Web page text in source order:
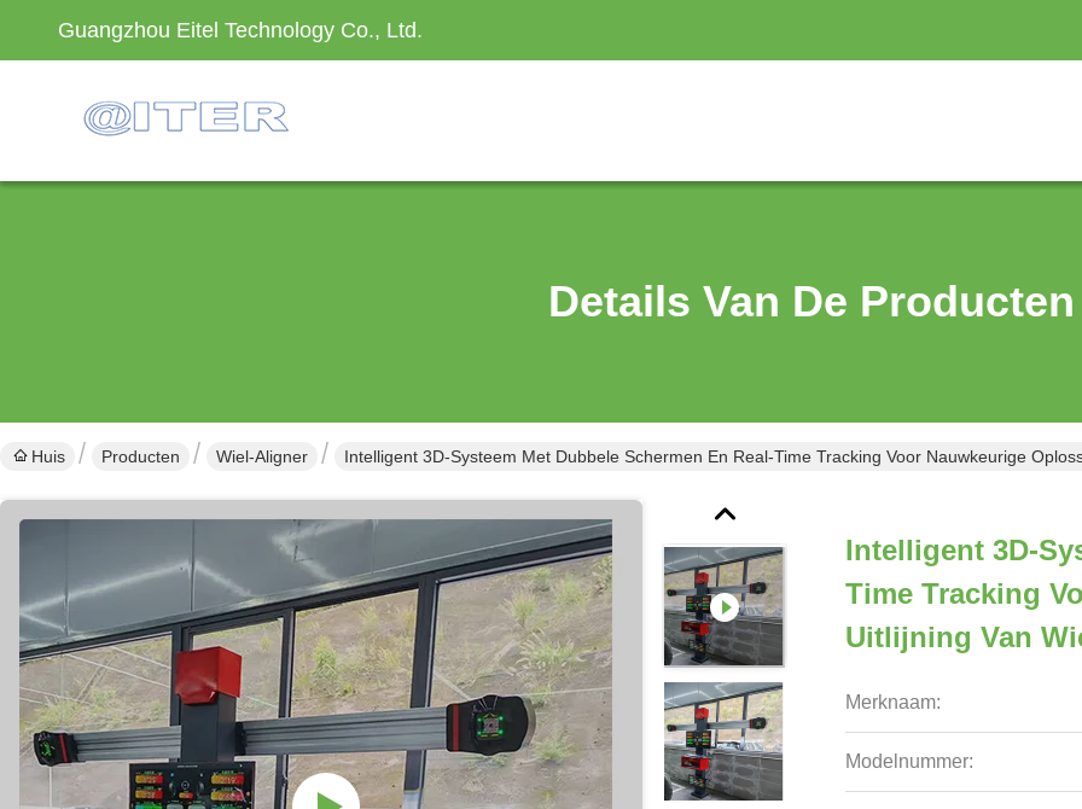
Guangzhou Eitel Technology Co., Ltd.
Details Van De Producten
Huis Producten Wiel-Aligner Intelligent 3D-Systeem Met Dubbele Schermen En Real-Time Tracking Voor Nauwkeurige
Intelligent 3D-
Time Tracking
Uitlijning Van
Merknaam:
Modelnummer: